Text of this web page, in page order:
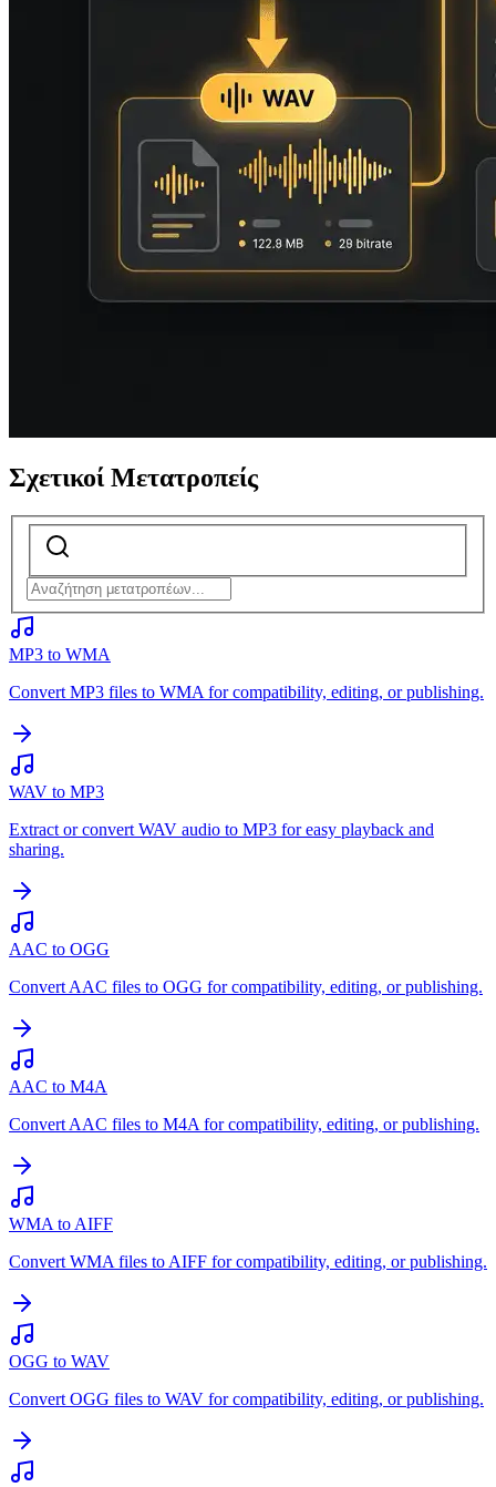
Σχετικοί Μετατροπείς
MP3 to WMA
Convert MP3 files to WMA for compatibility, editing, or publishing.
WAV to MP3
Extract or convert WAV audio to MP3 for easy playback and
sharing.
AAC to OGG
Convert AAC files to OGG for compatibility, editing, or publishing.
AAC to M4A
Convert AAC files to M4A for compatibility, editing, or publishing.
WMA to AIFF
Convert WMA files to AIFF for compatibility, editing, or publishing.
OGG to WAV
Convert OGG files to WAV for compatibility, editing, or publishing.